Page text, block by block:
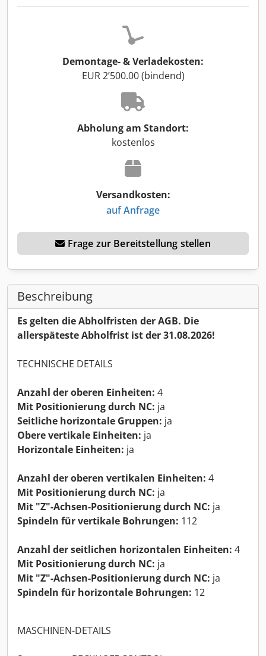
Demontage- & Verladekosten:
EUR 2’500.00 (bindend)
Abholung am Standort:
kostenlos
Versandkosten:
auf Anfrage
Frage zur Bereitstellung stellen
Beschreibung
Es gelten die Abholfristen der AGB. Die
allerspäteste Abholfrist ist der 31.08.2026!
TECHNISCHE DETAILS
Anzahl der oberen Einheiten: 4
Mit Positionierung durch NC: ja
Seitliche horizontale Gruppen: ja
Obere vertikale Einheiten: ja
Horizontale Einheiten: ja
Anzahl der oberen vertikalen Einheiten: 4
Mit Positionierung durch NC: ja
Mit "Z"-Achsen-Positionierung durch NC: ja
Spindeln für vertikale Bohrungen: 112
Anzahl der seitlichen horizontalen Einheiten: 4
Mit Positionierung durch NC: ja
Mit "Z"-Achsen-Positionierung durch NC: ja
Spindeln für horizontale Bohrungen: 12
MASCHINEN-DETAILS